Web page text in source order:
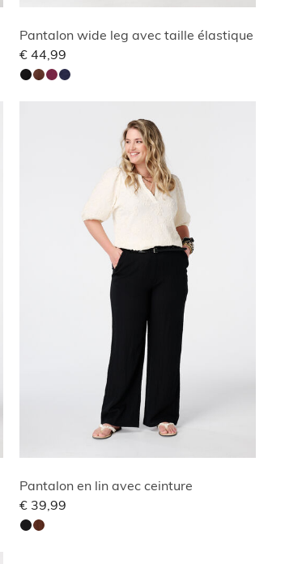
Pantalon wide leg avec taille élastique
€ 44,99
Pantalon en lin avec ceinture
€ 39,99